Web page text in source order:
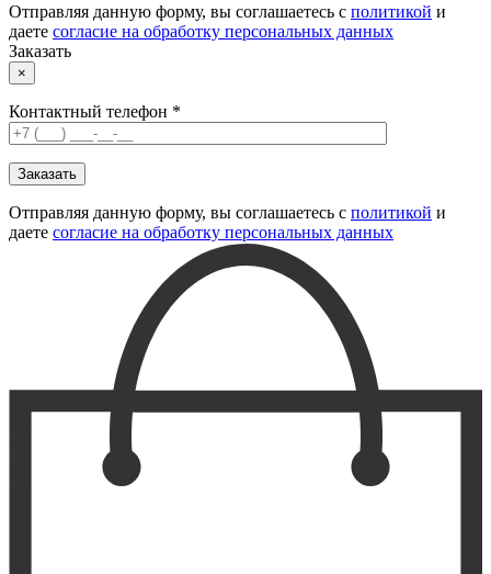
Отправляя данную форму, вы соглашаетесь с политикой и
даете согласие на обработку персональных данных
Заказать
×
Контактный телефон *
Отправляя данную форму, вы соглашаетесь с политикой и
даете согласие на обработку персональных данных